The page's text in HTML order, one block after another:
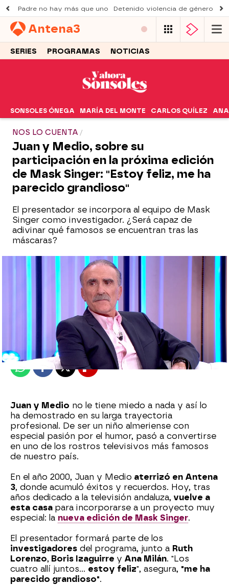
Padre no hay más que uno Detenido violencia de género
Antena3
SERIES PROGRAMAS NOTICIAS
SONSOLES ÓNEGA MARÍA DEL MONTE CARLOS QUÍLEZ ANA
NOS LO CUENTA
Juan y Medio, sobre su
participación en la próxima edición
de Mask Singer: "Estoy feliz, me ha
parecido grandioso"
El presentador se incorpora al equipo de Mask
Singer como investigador. ¿Será capaz de
adivinar qué famosos se encuentran tras las
máscaras?
Sara Sanz Navarro
Publicado:17 de junio de 2025, 20:12
WhatsappFacebook
X Flipboard
Juan y Medio no le tiene miedo a nada y así lo
ha demostrado en su larga trayectoria
profesional. De ser un niño almeriense con
especial pasión por el humor, pasó a convertirse
en uno de los rostros televisivos más famosos
de nuestro país.
En el año 2000, Juan y Medio aterrizó en Antena
3, donde acumuló éxitos y recuerdos. Hoy, tras
años dedicado a la televisión andaluza, vuelve a
esta casa para incorporarse a un proyecto muy
especial: la nueva edición de Mask Singer.
El presentador formará parte de los
investigadores del programa, junto a Ruth
Lorenzo, Boris Izaguirre y Ana Milán. "Los
cuatro allí juntos... estoy feliz", asegura, "me ha
parecido grandioso".